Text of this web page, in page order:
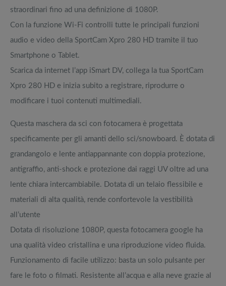
straordinari fino ad una definizione di 1080P.
Con la funzione Wi-Fi controlli tutte le principali funzioni
audio e video della SportCam Xpro 280 HD tramite il tuo
Smartphone o Tablet.
Scarica da internet l’app iSmart DV, collega la tua SportCam
Xpro 280 HD e inizia subito a registrare, riprodurre o
modificare i tuoi contenuti multimediali.
Questa maschera da sci con fotocamera è progettata
specificamente per gli amanti dello sci/snowboard. È dotata di
grandangolo e lente antiappannante con doppia protezione,
antigraffio, anti-shock e protezione dai raggi UV oltre ad una
lente chiara intercambiabile. Dotata di un telaio flessibile e
materiali di alta qualità, rende confortevole la vestibilità
all’utente
Dotata di risoluzione 1080P, questa fotocamera google ha
una qualità video cristallina e una riproduzione video fluida.
Funzionamento di facile utilizzo: basta un solo pulsante per
fare le foto o filmati. Resistente all’acqua e alla neve grazie al